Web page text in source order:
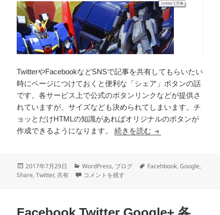
TwitterやFacebookなどSNSで記事を共有してもらいたい
時にページにつけておくと便利な「シェア」ボタンの話
です。各サービス上で公式のボタンリンクなどが提供さ
れていますが、サイズなども決められてしまいます。チ
ョッとだけHTMLの知識があればオリジナルのボタンが
作成できるようになります。続きを読む SNSの共有（シェ
投
稿
2017年7月29日
カ
テ
WordPress, ブログ
タ
Facehbook,Google,
Share,Twitter,共有 SNSの共有（シェア）ボタンを自作してみた に
コメントを残す